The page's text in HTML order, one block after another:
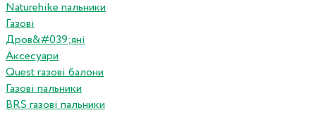
Naturehike пальники
Газові
Дров&#039;яні
Аксесуари
Quest газові балони
Газові пальники
BRS газові пальники